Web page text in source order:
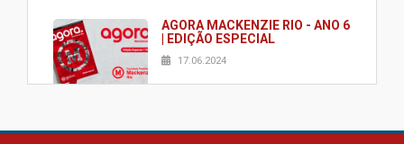
AGORA MACKENZIE RIO - ANO 6
| EDIÇÃO ESPECIAL
17.06.2024
AGORA MACKENZIE RIO - ANO 6